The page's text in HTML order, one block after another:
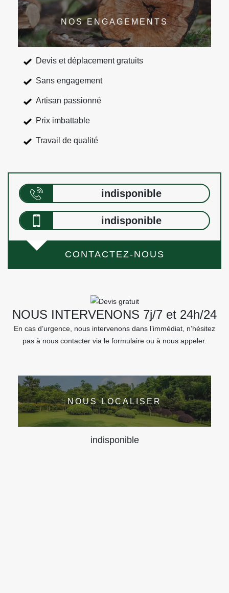
NOS ENGAGEMENTS
Devis et déplacement gratuits
Sans engagement
Artisan passionné
Prix imbattable
Travail de qualité
indisponible
indisponible
CONTACTEZ-NOUS
NOUS INTERVENONS 7j/7 et 24h/24
En cas d’urgence, nous intervenons dans l’immédiat, n’hésitez
pas à nous contacter via le formulaire ou à nous appeler.
NOUS LOCALISER
indisponible